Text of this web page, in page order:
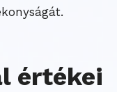
értékei